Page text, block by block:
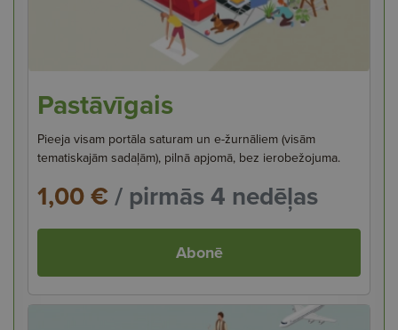
Pastāvīgais
Pieeja visam portāla saturam un e-žurnāliem (visām
tematiskajām sadaļām), pilnā apjomā, bez ierobežojuma.
1,00 €/ pirmās 4 nedēļas
Abonē